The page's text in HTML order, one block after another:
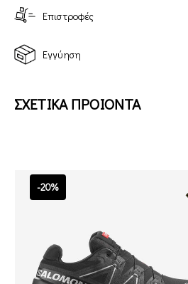
Επιστροφές
Εγγύηση
ΣΧΕΤΙΚΑ ΠΡΟΙΟΝΤΑ
-20%